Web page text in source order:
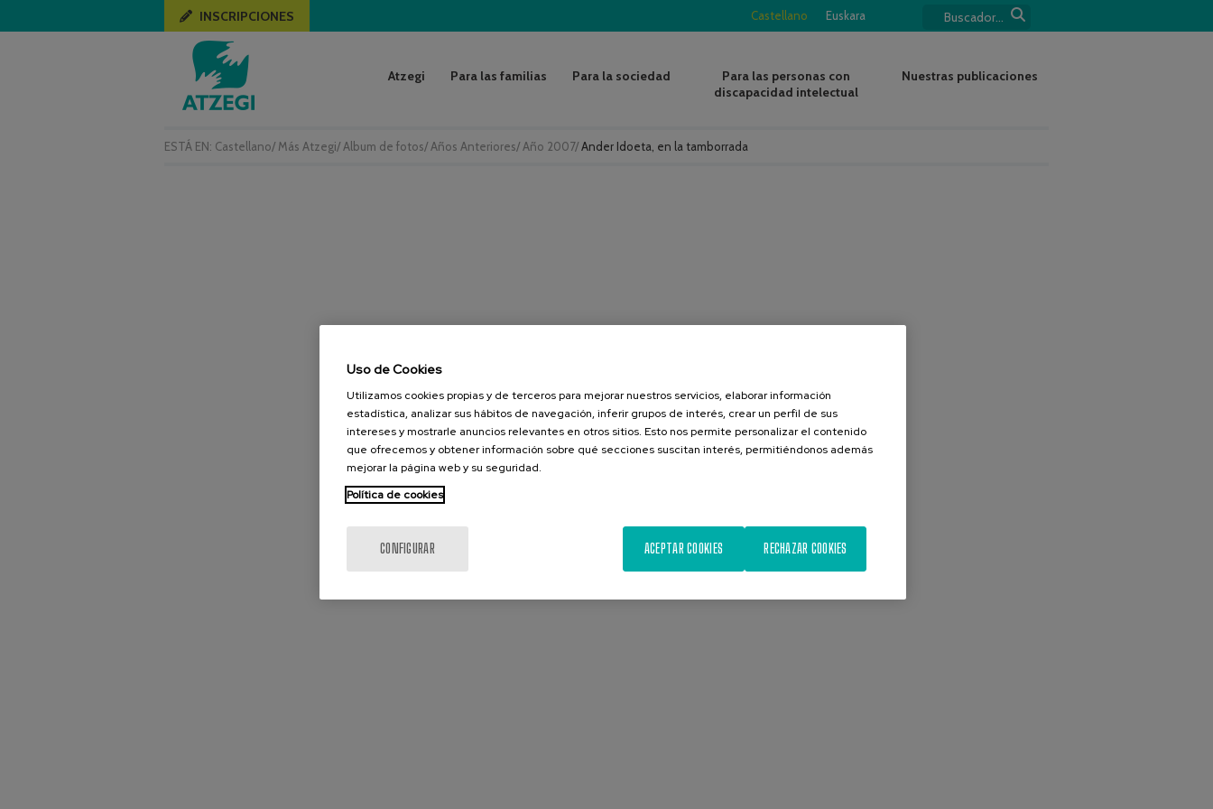
ESTÁ EN: Castellano/ Más Atzegi/ Album de fotos/ Años Anteriores/ Año 2007/Ander Idoeta, en la tamborrada
Castellano Euskara
INSCRIPCIONES
Atzegi Para las familias Para la sociedad
Para las personas con
discapacidad intelectual
Nuestras publicaciones
Uso de Cookies
Utilizamos cookies propias y de terceros para mejorar nuestros servicios, elaborar información
estadística, analizar sus hábitos de navegación, inferir grupos de interés, crear un perfil de sus
intereses y mostrarle anuncios relevantes en otros sitios. Esto nos permite personalizar el contenido
que ofrecemos y obtener información sobre qué secciones suscitan interés, permitiéndonos además
mejorar la página web y su seguridad.
Política de cookies
CONFIGURAR RECHAZAR COOKIES
ACEPTAR COOKIES